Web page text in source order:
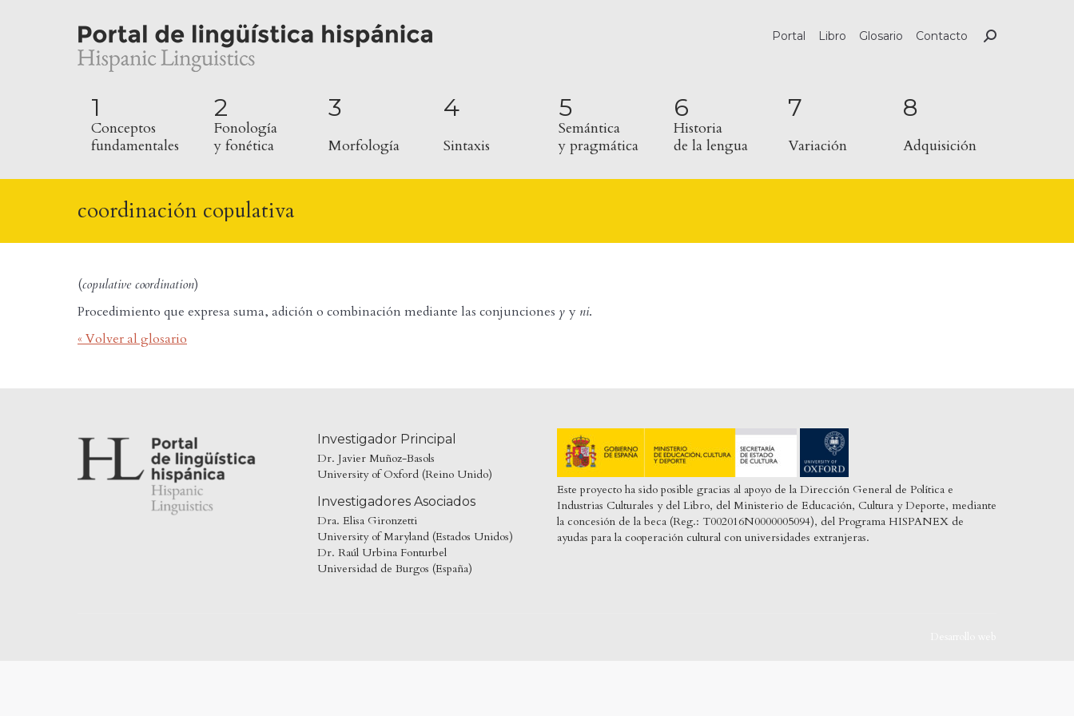
Portal Libro Glosario Contacto
1
Conceptos
fundamentales
2
Fonología
y fonética
3
Morfología
4
Sintaxis
5
Semántica
y pragmática
6
Historia
de la lengua
7
Variación
8
Adquisición
coordinación copulativa
(copulative coordination)
Procedimiento que expresa suma, adición o combinación mediante las conjunciones y y ni.
« Volver al glosario
Investigador Principal
Dr. Javier Muñoz-Basols
University of Oxford (Reino Unido)
Investigadores Asociados
Dra. Elisa Gironzetti
University of Maryland (Estados Unidos)
Dr. Raúl Urbina Fonturbel
Universidad de Burgos (España)
Este proyecto ha sido posible gracias al apoyo de la Dirección General de Política e
Industrias Culturales y del Libro, del Ministerio de Educación, Cultura y Deporte, mediante
la concesión de la beca (Reg.: T002016N0000005094), del Programa HISPANEX de
ayudas para la cooperación cultural con universidades extranjeras.